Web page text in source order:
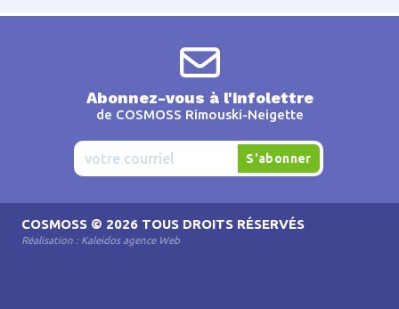
Abonnez-vous à l'infolettre
de COSMOSS Rimouski-Neigette
COSMOSS© 2026 TOUS DROITS RÉSERVÉS
Réalisation : Kaleidos agence Web